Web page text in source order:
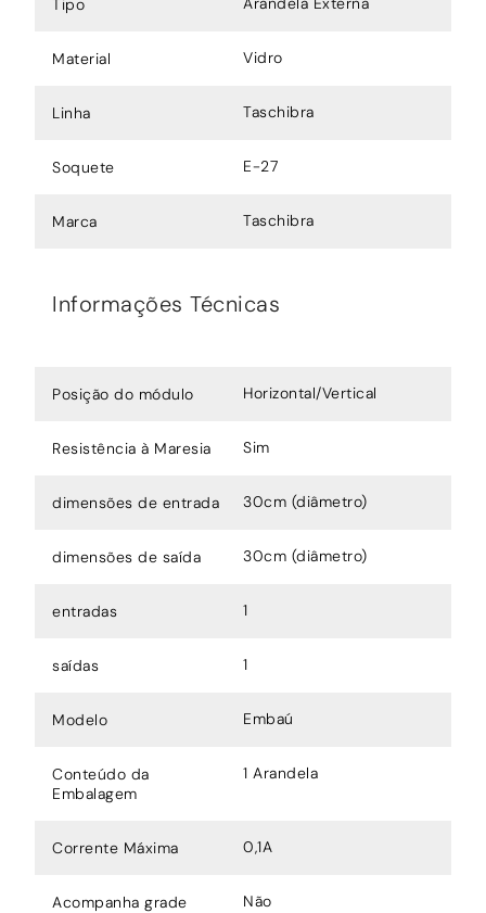
Material Vidro
Linha Taschibra
Soquete E-27
Marca Taschibra
Informações Técnicas
Posição do módulo Horizontal/Vertical
Resistência à Maresia Sim
dimensões de entrada 30cm (diâmetro)
dimensões de saída 30cm (diâmetro)
entradas 1
saídas 1
Modelo Embaú
Conteúdo da
Embalagem
1 Arandela
Corrente Máxima 0,1A
Acompanha grade Não